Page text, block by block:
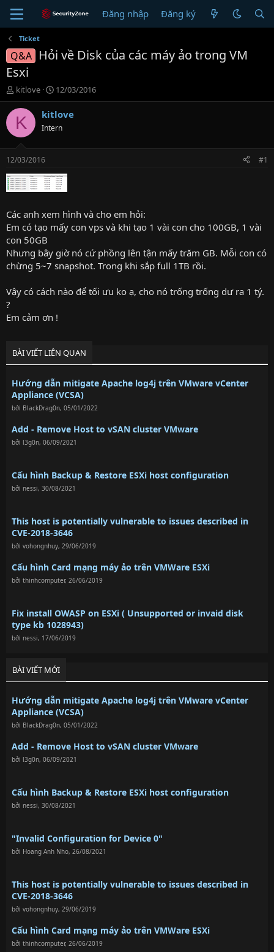
Đăng nhập Đăng ký
Ticket
Q&A
Hỏi về Disk của các máy ảo trong VM
Esxi
T
h
r
e
d
s
t
a
r
e
r
kitlove
N
g
à
g
12/03/2016
K kitlove
Intern
12/03/2016 #1
Các anh xem hình và cho em hỏi:
Em có tạo mấy con vps và khi tạo 1 vài con cho 100GB, 1 vài
con 50GB
Nhưng bây giờ nó cứ phồng lên tận mấy trăm GB. Mỗi con có
chừng 5~7 snapshot. Trong khi sắp full 1TB rồi.
Vậy có cách nào để tối ưu ko ạ, cho nó trống trống dư ra 1 tý.
?
Em cảm ơn !
BÀI VIẾT LIÊN QUAN
Hướng dẫn mitigate Apache log4j trên VMware vCenter
Appliance (VCSA)
bởi BlackDrag0n, 05/01/2022
Add - Remove Host to vSAN cluster VMware
bởi l3g0n, 06/09/2021
Cấu hình Backup & Restore ESXi host configuration
bởi nessi, 30/08/2021
This host is potentially vulnerable to issues described in
CVE-2018-3646
bởi vohongnhuy, 29/06/2019
Cấu hình Card mạng máy ảo trên VMWare ESXi
bởi thinhcomputer, 26/06/2019
Fix install OWASP on ESXi ( Unsupported or invaid disk
type kb 1028943)
bởi nessi, 17/06/2019
BÀI VIẾT MỚI
Hướng dẫn mitigate Apache log4j trên VMware vCenter
Appliance (VCSA)
bởi BlackDrag0n, 05/01/2022
Add - Remove Host to vSAN cluster VMware
bởi l3g0n, 06/09/2021
Cấu hình Backup & Restore ESXi host configuration
bởi nessi, 30/08/2021
"Invalid Configuration for Device 0"
bởi Hoang Anh Nho, 26/08/2021
This host is potentially vulnerable to issues described in
CVE-2018-3646
bởi vohongnhuy, 29/06/2019
Cấu hình Card mạng máy ảo trên VMWare ESXi
bởi thinhcomputer, 26/06/2019